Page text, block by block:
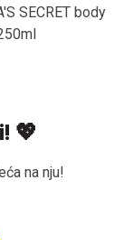
SECRET body
💖
na nju!